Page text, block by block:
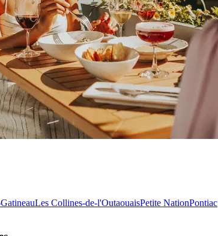
Les Collines-de-l'OutaouaisPetite NationPontiac